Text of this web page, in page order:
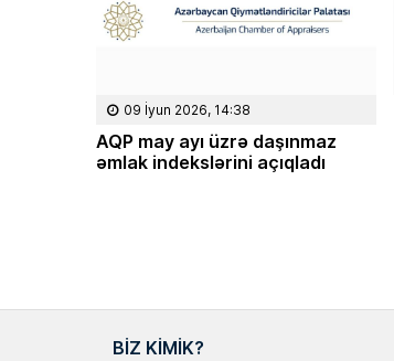
09 İyun 2026, 14:38
AQP may ayı üzrə daşınmaz
əmlak indekslərini açıqladı
BIZ KIMIK?